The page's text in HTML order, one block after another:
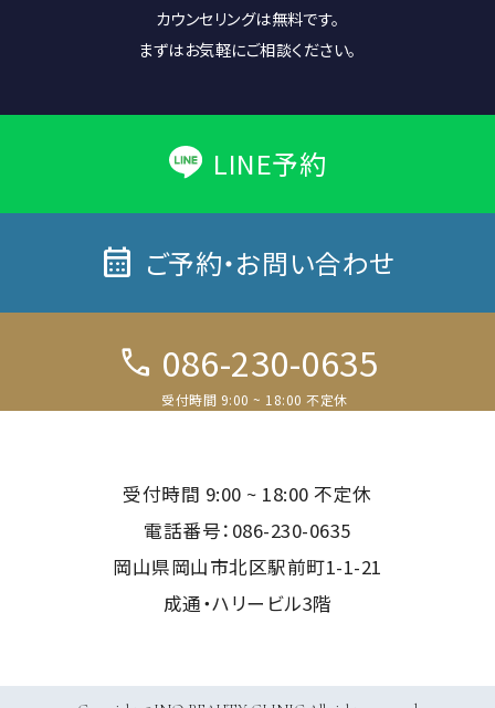
LINE予約
カウンセリングは無料です。
まずはお気軽にご相談ください。
LINE予約
calendar_month ご予約・お問い合わせ
call 086-230-0635
受付時間 9:00 ~ 18:00 不定休
受付時間 9:00 ~ 18:00 不定休
電話番号：086-230-0635
岡山県岡山市北区駅前町1-1-21
成通・ハリービル3階